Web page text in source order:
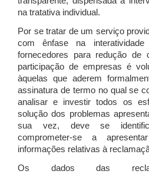
na tratativa individual.
Por se tratar de um serviço
com ênfase na
fornecedores para redução de
participação de empresas é
àquelas que aderem
assinatura de termo no qual se
analisar e investir todos os
solução dos problemas
sua vez, deve se
comprometer-se a
informações relativas à
Os dados das